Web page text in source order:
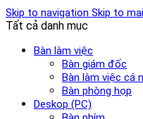
Skip to navigation Skip to
Tất cả danh mục
Bàn làm việc
Bàn giám đốc
Bàn làm việc cá
Bàn phòng họp
Deskop (PC)